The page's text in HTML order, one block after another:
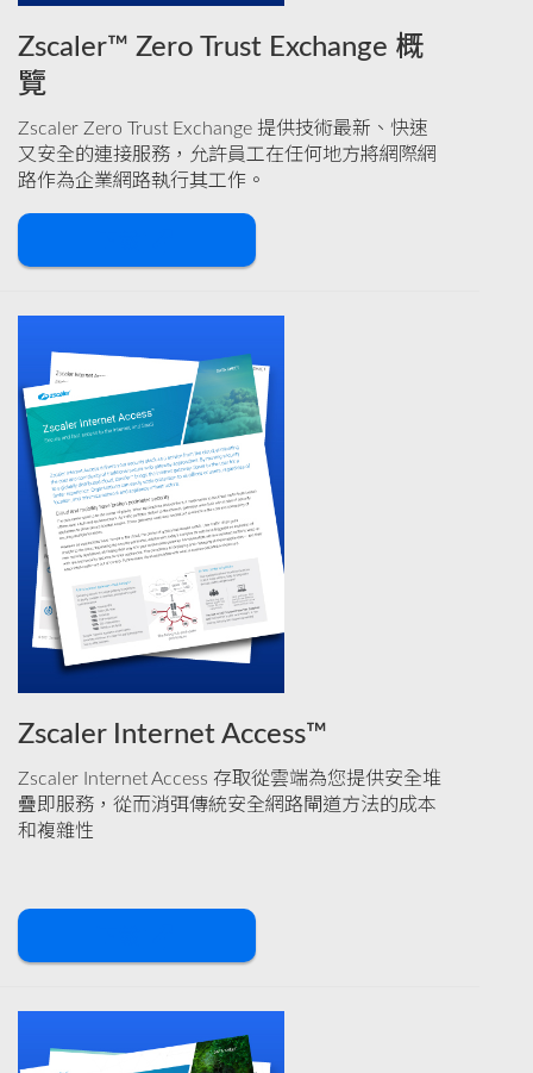
Zscaler™ Zero Trust Exchange 概
覽
Zscaler Zero Trust Exchange 提供技術最新、快速
又安全的連接服務，允許員工在任何地方將網際網
路作為企業網路執行其工作。
Zscaler Internet Access™
Zscaler Internet Access 存取從雲端為您提供安全堆
疊即服務，從而消弭傳統安全網路閘道方法的成本
和複雜性